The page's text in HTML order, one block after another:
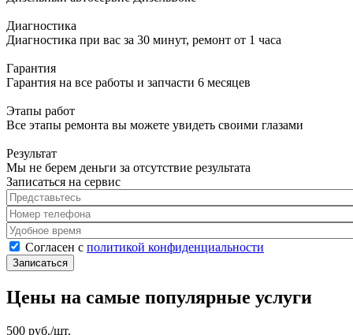
Диагностика
Диагностика при вас за 30 минут, ремонт от 1 часа
Гарантия
Гарантия на все работы и запчасти 6 месяцев
Этапы работ
Все этапы ремонта вы можете увидеть своими глазами
Результат
Мы не берем деньги за отсутствие результата
Записаться на сервис
Представьтесь
Номер телефона
Удобное время
Согласен с политикой конфиденциальности*
Согласен с политикой конфиденциальности
Цены на самые популярные услуги
500 руб./шт.